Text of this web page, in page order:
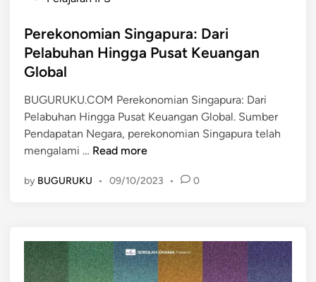
t
e
d
n
Perekonomian Singapura: Dari
Pelabuhan Hingga Pusat Keuangan
Global
BUGURUKU.COM Perekonomian Singapura: Dari
Pelabuhan Hingga Pusat Keuangan Global. Sumber
Pendapatan Negara, perekonomian Singapura telah
mengalami … P
n
o
Read more
by BUGURUKU • 09/10/2023 • 0